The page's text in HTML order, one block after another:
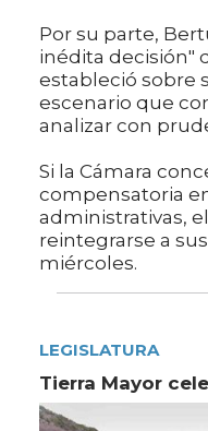
Por su parte,
inédita decisión"
estableció sobre
escenario que
analizar con
Si la Cámara
compensatoria
administrativas,
reintegrarse a
miércoles.
LEGISLATURA
Tierra Mayor